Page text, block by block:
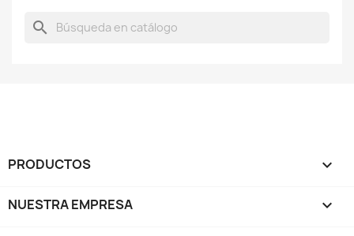
search
PRODUCTOS 
NUESTRA EMPRESA 